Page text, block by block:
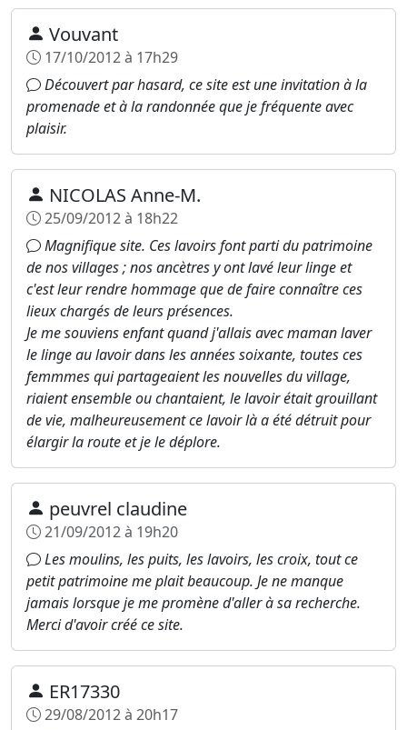
Vouvant
17/10/2012 à 17h29
Découvert par hasard, ce site est une invitation à la
promenade et à la randonnée que je fréquente avec
plaisir.
NICOLAS Anne-M.
25/09/2012 à 18h22
Magnifique site. Ces lavoirs font parti du patrimoine
de nos villages ; nos ancètres y ont lavé leur linge et
c'est leur rendre hommage que de faire connaître ces
lieux chargés de leurs présences.
Je me souviens enfant quand j'allais avec maman laver
le linge au lavoir dans les années soixante, toutes ces
femmmes qui partageaient les nouvelles du village,
riaient ensemble ou chantaient, le lavoir était grouillant
de vie, malheureusement ce lavoir là a été détruit pour
élargir la route et je le déplore.
peuvrel claudine
21/09/2012 à 19h20
Les moulins, les puits, les lavoirs, les croix, tout ce
petit patrimoine me plait beaucoup. Je ne manque
jamais lorsque je me promène d'aller à sa recherche.
Merci d'avoir créé ce site.
ER17330
29/08/2012 à 20h17